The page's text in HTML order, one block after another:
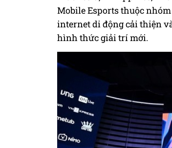
Mobile Esports thuộc
internet di động cải thiện
hình thức giải trí mới.